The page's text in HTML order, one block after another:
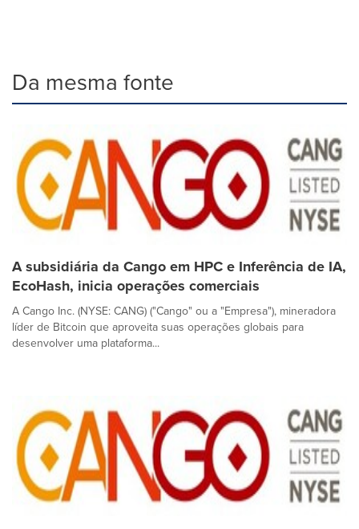
Da mesma fonte
A subsidiária da Cango em HPC e Inferência de IA,
EcoHash, inicia operações comerciais
A Cango Inc. (NYSE: CANG) ("Cango" ou a "Empresa"), mineradora
líder de Bitcoin que aproveita suas operações globais para
desenvolver uma plataforma...